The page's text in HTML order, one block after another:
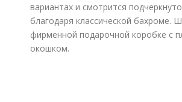
вариантах и смотрится
благодаря классической бахроме.
фирменной подарочной коробке с
окошком.